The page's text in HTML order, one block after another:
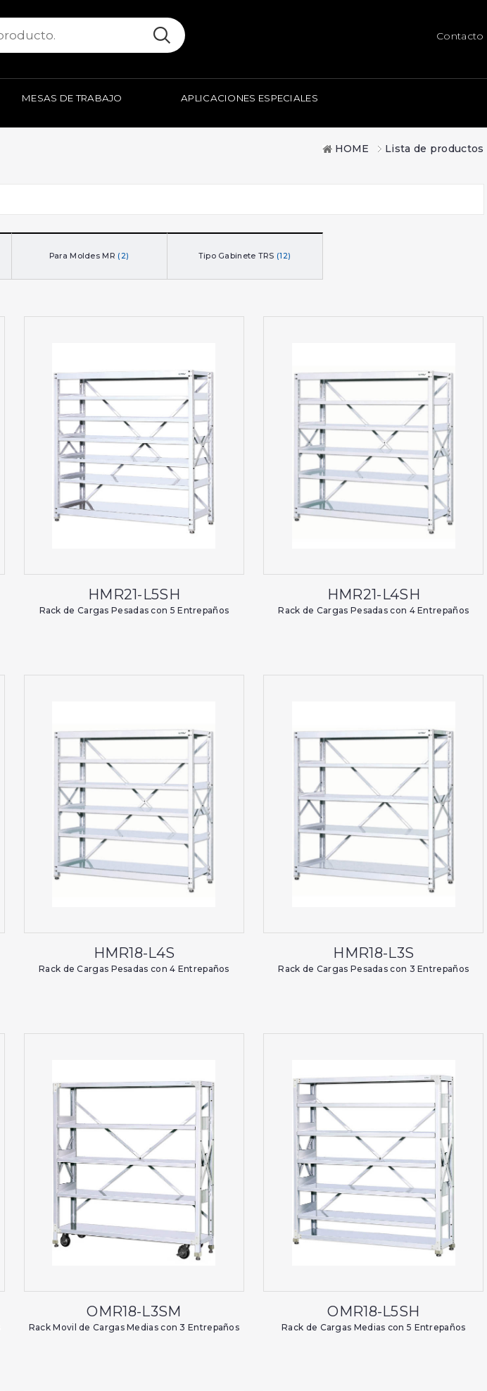
Contacto
MESAS DE TRABAJO APLICACIONES ESPECIALES
HOME Lista de productos
Para Moldes MR (2) Tipo Gabinete TRS (12)
HMR21-L5SH
Rack de Cargas Pesadas con 5 Entrepaños
HMR21-L4SH
Rack de Cargas Pesadas con 4 Entrepaños
HMR18-L4S
Rack de Cargas Pesadas con 4 Entrepaños
HMR18-L3S
Rack de Cargas Pesadas con 3 Entrepaños
OMR18-L3SM
Rack Movil de Cargas Medias con 3 Entrepaños
OMR18-L5SH
Rack de Cargas Medias con 5 Entrepaños